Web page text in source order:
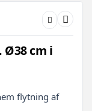
Ø38 cm i
flytning af